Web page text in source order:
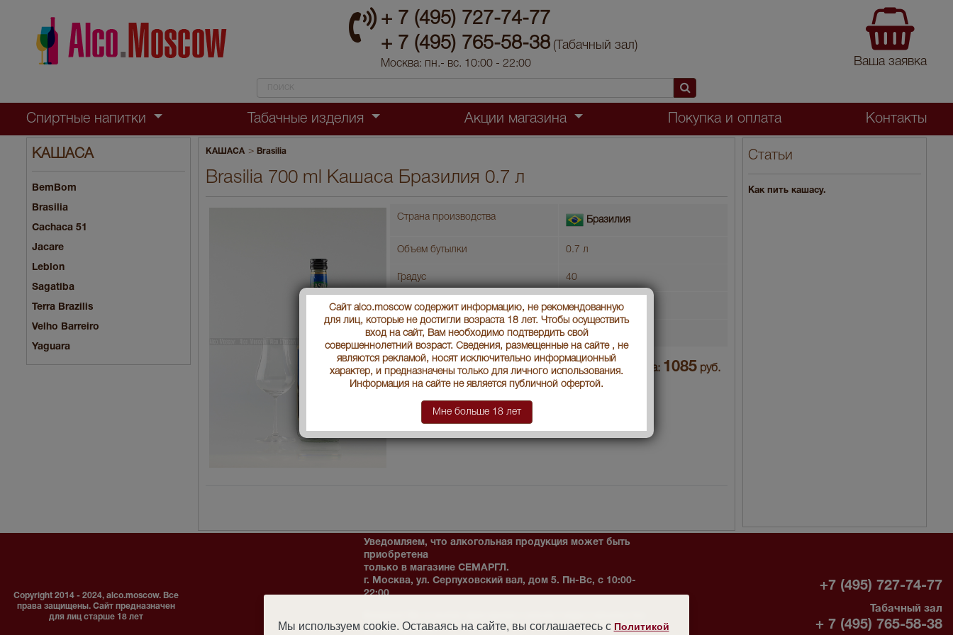
+ 7 (495) 727-74-77
+ 7 (495) 765-58-38 (Табачный зал)
Москва: пн.- вс. 10:00 - 22:00 Ваша заявка
Спиртные напитки Табачные изделия Акции магазина Покупка и оплата Контакты
КАШАСА
BemBom
Brasilia
Cachaca 51
Jacarе
Leblon
Sagatiba
Terra Brazilis
Velho Barreiro
Yaguara
КАШАСА > Brasilia
Brasilia 700 ml Кашаса Бразилия 0.7 л
Страна производства Бразилия
Объем бутылки 0.7 л
Градус 40
Артикул 23039
Условия продаж: Только самовывоз
нет в наличии Цена: 1085 руб.
Статьи
Как пить кашасу.
Copyright 2014 - 2024, alco.moscow. Все
права защищены. Сайт предназначен
для лиц старше 18 лет
Уведомляем, что алкогольная продукция может быть
приобретена
только в магазине СЕМАРГЛ.
г. Москва, ул. Серпуховский вал, дом 5. Пн-Вс, с 10:00-
22:00
его бронирования.
+7 (495) 727-74-77
Табачный зал
+ 7 (495) 765-58-38
Сайт alco.moscow содержит информацию, не рекомендованную
для лиц, которые не достигли возраста 18 лет. Чтобы осуществить
вход на сайт, Вам необходимо подтвердить свой
совершеннолетний возраст. Сведения, размещенные на сайте , не
являются рекламой, носят исключительно информационный
характер, и предназначены только для личного использования.
Информация на сайте не является публичной офертой.
Мне больше 18 лет
Мы используем cookie. Оставаясь на сайте, вы соглашаетесь с Политикой